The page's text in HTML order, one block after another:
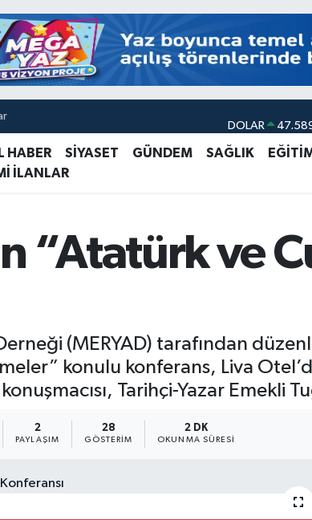
EURO
BİST100
BITCOIN
HABER SİYASET GÜNDEM SAĞLIK
İLANLAR
“Atatürk ve
Derneği (MERYAD) tarafından
konulu konferans, Liva
Tarihçi-Yazar Emekli
2
PAYLAŞIM
28
GÖSTERIM
2 DK
OKUNMA SÜRESI